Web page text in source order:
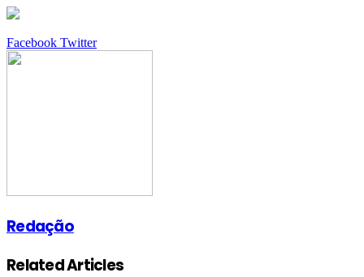
Facebook TwitterGoogle+
LinkedIn
StumbleUpon
Tumblr
Pinterest
Reddit
VKontakte
Share
Print
Redação
Related Articles